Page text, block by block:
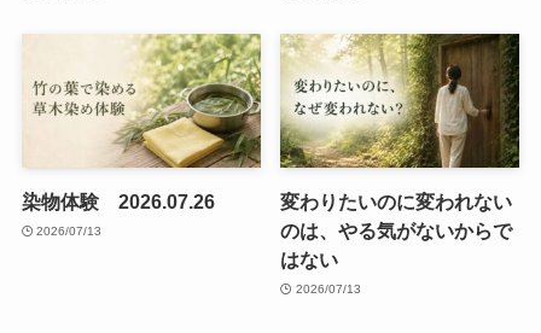
染物体験 2026.07.26
2026/07/13
変わりたいのに変われない
のは、やる気がないからで
はない
2026/07/13